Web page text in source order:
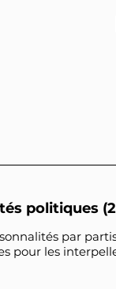
politiques
par
pour les